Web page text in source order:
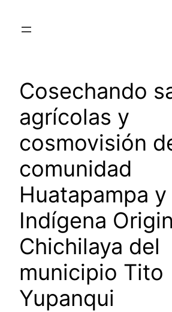
Cosechando
agrícolas y
cosmovisión
comunidad
Huatapampa
Indígena
Chichilaya del
municipio Tito
Yupanqui